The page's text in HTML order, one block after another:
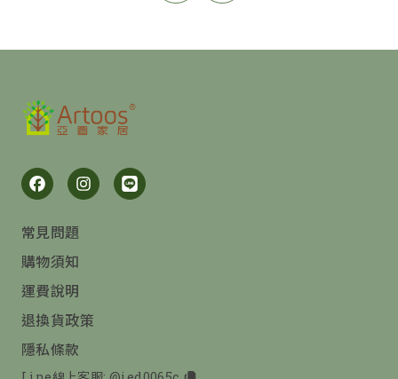
常見問題
購物須知
運費說明
退換貨政策
隱私條款